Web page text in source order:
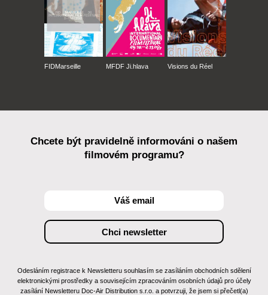
FIDMarseille MFDF Ji.hlava Visions du Réel
Chcete být pravidelně informováni o našem
filmovém programu?
Odesláním registrace k Newsletteru souhlasím se zasíláním obchodních sdělení
elektronickými prostředky a souvisejícím zpracováním osobních údajů pro účely
zasílání Newsletteru Doc-Air Distribution s.r.o. a potvrzuji, že jsem si přečetl(a)